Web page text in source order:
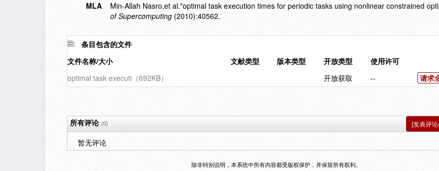
MLA
Min-Allah Nasro,et al."optimal task execution times for periodic tasks using nonlinear constrained
of Supercomputing (2010):40562.
条目包含的文件
文件名称/大小
文献类型 版本类型 开放类型
使用许可
optimal task executi（692KB）
开放获取 -- 请求
所有评论(0) [发表评
暂无评论
除非特别说明，本系统中所有内容都受版权保护，并保留所有权利。